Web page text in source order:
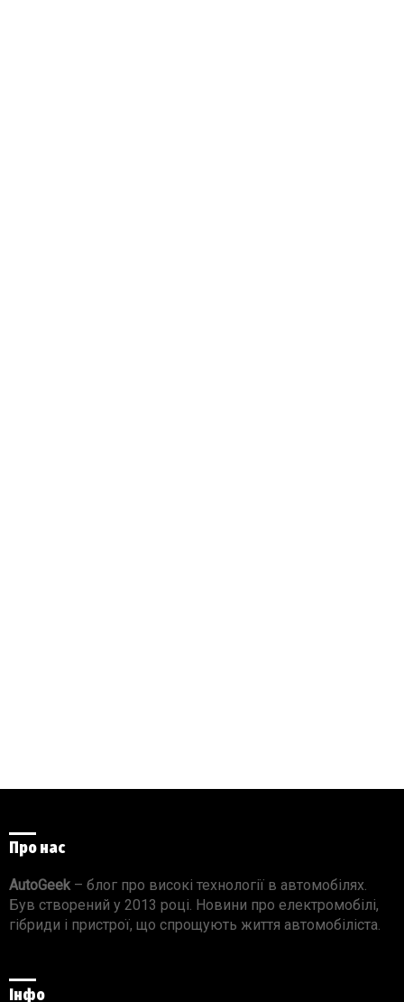
Про нас
AutoGeek– блог про високі технології в автомобілях.
Був створений у 2013 році. Новини про електромобілі,
гібриди і пристрої, що спрощують життя автомобіліста.
Інфо